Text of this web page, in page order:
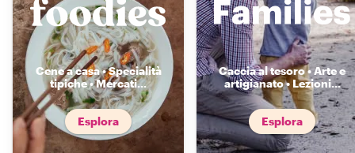
Cene a casa • Specialità
tipiche • Mercati...
Esplora
Caccia al tesoro • Arte e
artigianato • Lezioni...
Esplora